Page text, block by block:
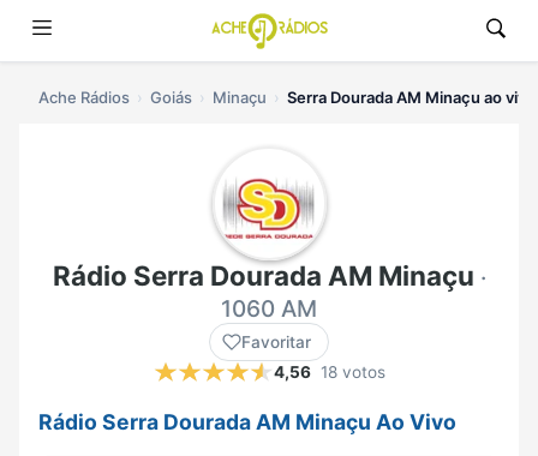
Ache Rádios Goiás Minaçu Serra Dourada AM Minaçu ao vivo
Rádio Serra Dourada AM Minaçu ·
1060 AM
Favoritar
4,56 18 votos
Rádio Serra Dourada AM Minaçu Ao Vivo